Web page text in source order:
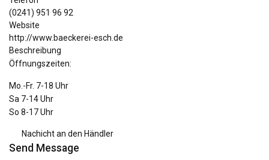
(0241) 951 96 92
Website
http://www.baeckerei-esch.de
Beschreibung
Öffnungszeiten:
Mo.-Fr. 7-18 Uhr
Sa 7-14 Uhr
So 8-17 Uhr
Nachicht an den Händler
Send Message